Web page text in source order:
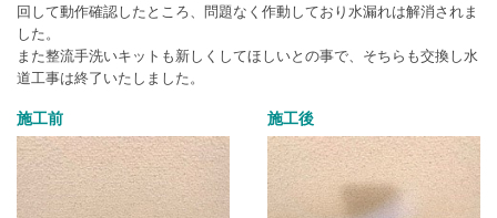
回して動作確認したところ、問題なく作動しており水漏れは解消されま
した。
また整流手洗いキットも新しくしてほしいとの事で、そちらも交換し水
道工事は終了いたしました。
施工前 施工後